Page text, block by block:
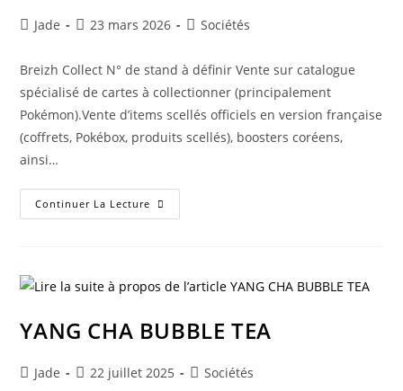
Jade 23 mars 2026 Sociétés
Breizh Collect N° de stand à définir Vente sur catalogue
spécialisé de cartes à collectionner (principalement
Pokémon).Vente d’items scellés officiels en version française
(coffrets, Pokébox, produits scellés), boosters coréens,
ainsi…
Continuer La Lecture
YANG CHA BUBBLE TEA
Jade 22 juillet 2025 Sociétés